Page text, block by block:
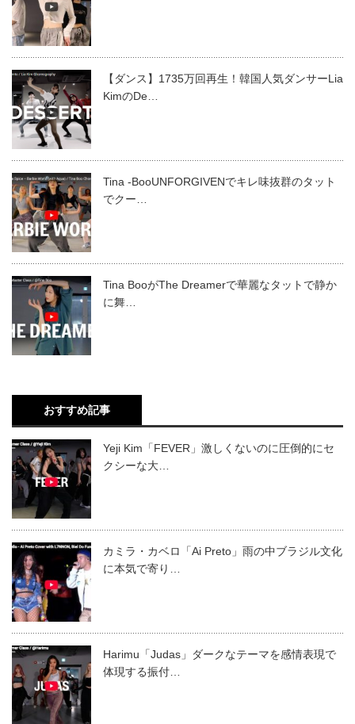
【ダンス】1735万回再生！韓国人気ダンサーLia
KimのDe…
Tina -BooUNFORGIVENでキレ味抜群のタット
でクー…
Tina BooがThe Dreamerで華麗なタットで静か
に舞…
おすすめ記事
Yeji Kim「FEVER」激しくないのに圧倒的にセ
クシーな大…
カミラ・カベロ「Ai Preto」雨の中ブラジル文化
に本気で寄り…
Harimu「Judas」ダークなテーマを感情表現で
体現する振付…